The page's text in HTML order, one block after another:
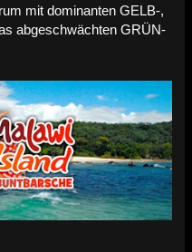
mit dominanten GELB-,
abgeschwächten GRÜN-